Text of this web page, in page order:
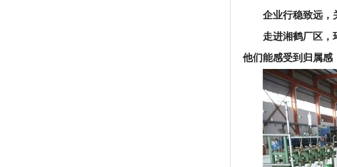
企业行稳致远，
走进湘鹤厂区，
他们能感受到归属感